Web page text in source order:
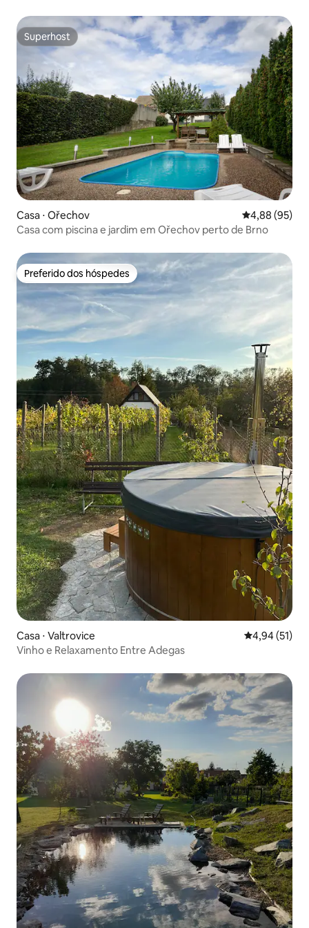
Superhost
Superhost
Casa ⋅ Ořechov 4,88 de uma
4,88 (95)
Casa com piscina e jardim em Ořechov perto de Brno
Preferido dos hóspedes
Preferido dos hóspedes
Casa ⋅ Valtrovice 4,94 de uma
4,94 (51)
Vinho e Relaxamento Entre Adegas